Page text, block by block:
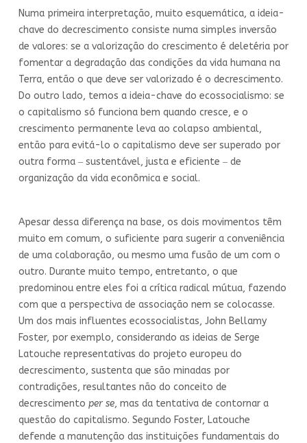
Numa primeira interpretação, muito esquemática, a ideia-
chave do decrescimento consiste numa simples inversão
de valores: se a valorização do crescimento é deletéria por
fomentar a degradação das condições da vida humana na
Terra, então o que deve ser valorizado é o decrescimento.
Do outro lado, temos a ideia-chave do ecossocialismo: se
o capitalismo só funciona bem quando cresce, e o
crescimento permanente leva ao colapso ambiental,
então para evitá-lo o capitalismo deve ser superado por
outra forma ‒ sustentável, justa e eficiente ‒ de
organização da vida econômica e social.
Apesar dessa diferença na base, os dois movimentos têm
muito em comum, o suficiente para sugerir a conveniência
de uma colaboração, ou mesmo uma fusão de um com o
outro. Durante muito tempo, entretanto, o que
predominou entre eles foi a crítica radical mútua, fazendo
com que a perspectiva de associação nem se colocasse.
Um dos mais influentes ecossocialistas, John Bellamy
Foster, por exemplo, considerando as ideias de Serge
Latouche representativas do projeto europeu do
decrescimento, sustenta que são minadas por
contradições, resultantes não do conceito de
decrescimento per se, mas da tentativa de contornar a
questão do capitalismo. Segundo Foster, Latouche
defende a manutenção das instituições fundamentais do